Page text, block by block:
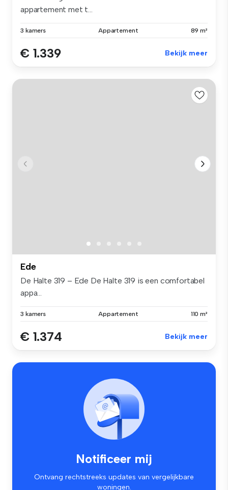
appartement met t...
3 kamers Appartement 89 m²
€ 1.339 Bekijk meer
Ede
De Halte 319 – Ede De Halte 319 is een comfortabel
appa...
3 kamers Appartement 110 m²
€ 1.374 Bekijk meer
Notificeer mij
Ontvang rechtstreeks updates van vergelijkbare
woningen.